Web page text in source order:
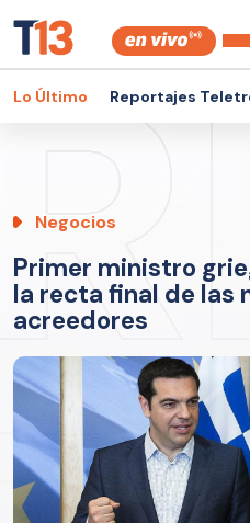
Lo Último Reportajes
Negocios
Primer ministro
la recta final de las
acreedores